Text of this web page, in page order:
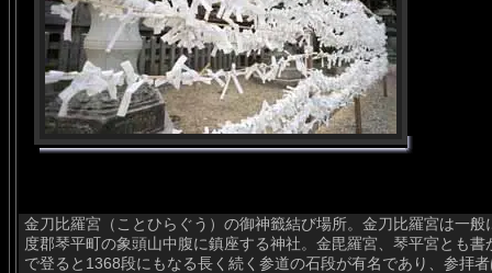
金刀比羅宮（ことひらぐう）の御神籤結び場所。金刀比羅宮は一
度郡琴平町の象頭山中腹に鎮座する神社。金毘羅宮、琴平宮とも
で登ると1368段にもなる長く続く参道の石段が有名であり、参拝